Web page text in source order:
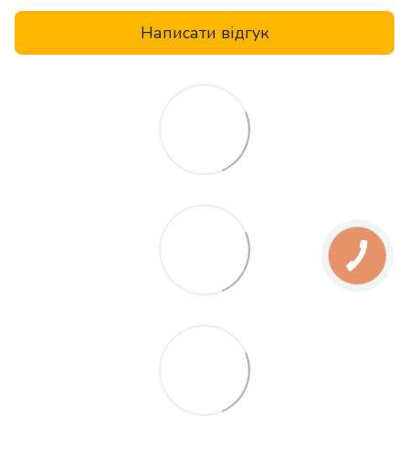
Написати відгук